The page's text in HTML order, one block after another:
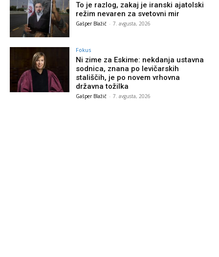
To je razlog, zakaj je iranski ajatolski
režim nevaren za svetovni mir
Gašper Blažič - 7. avgusta, 2026
Fokus
Ni zime za Eskime: nekdanja ustavna
sodnica, znana po levičarskih
stališčih, je po novem vrhovna
državna tožilka
Gašper Blažič - 7. avgusta, 2026